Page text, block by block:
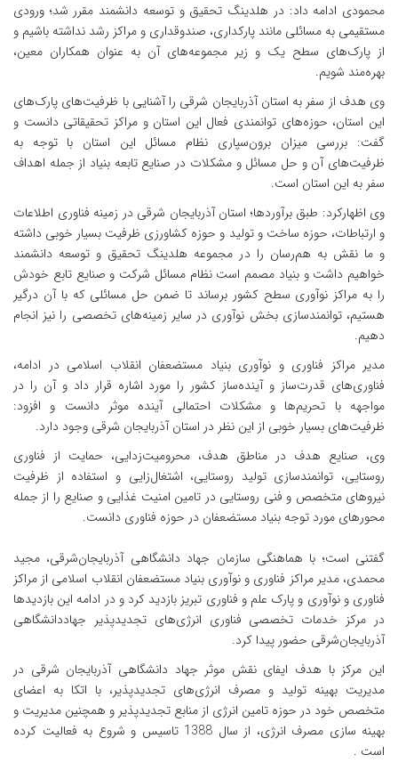
محمودی ادامه داد: در هلدینگ تحقیق و توسعه دانشمند مقرر شد؛ ورودی
مستقیمی به مسائلی مانند پارکداری، صندوقداری و مراکز رشد نداشته باشیم و
از پارک‌های سطح یک و زیر مجموعه‌های آن به عنوان همکاران معین،
بهره‌مند شویم.
وی هدف از سفر به استان آذربایجان شرقی را آشنایی با ظرفیت‌های پارک‌های
این استان، حوزه‌های توانمندی ‌فعال این استان و مراکز تحقیقاتی دانست و
گفت: بررسی میزان برون‌سپاری نظام مسائل این استان با توجه به
ظرفیت‌های آن و حل مسائل و مشکلات در صنایع تابعه بنیاد از جمله اهداف
سفر به این استان است.
وی اظهارکرد: طبق برآوردها؛ استان آذربایجان شرقی در زمینه فناوری اطلاعات
و ارتباطات، حوزه ساخت و تولید و حوزه کشاورزی ظرفیت بسیار خوبی داشته
و ما نقش به هم‌رسان را در مجموعه هلدینگ تحقیق و توسعه دانشمند
خواهیم داشت و بنیاد مصمم است نظام مسائل شرکت و صنایع تابع خودش
را به مراکز نوآوری سطح کشور برساند تا ضمن حل مسائلی که با آن درگیر
هستیم، توانمندسازی بخش نوآوری در سایر زمینه‌های تخصصی را نیز انجام
دهیم.
مدیر مراکز فناوری و نوآوری بنیاد مستضعفان انقلاب اسلامی در ادامه،
فناوری‌های قدرت‌ساز و آینده‌ساز کشور را مورد اشاره قرار داد و آن را در
مواجهه با تحریم‌ها و مشکلات احتمالی آینده موثر دانست و افزود:
ظرفیت‌های بسیار خوبی از این نظر در استان آذربایجان شرقی وجود دارد.
وی، صنایع هدف در مناطق هدف، محرومیت‌زدایی، حمایت از فناوری
روستایی، توانمندسازی تولید روستایی، اشتغال‌زایی و استفاده از ظرفیت
نیروهای متخصص و فنی روستایی در تامین امنیت غذایی و صنایع را از جمله
محورهای مورد توجه بنیاد مستضعفان در حوزه فناوری دانست.
گفتنی است؛ با هماهنگی سازمان جهاد دانشگاهی آذربایجان‌شرقی، مجید
محمدی، مدیر مراکز فناوری و نوآوری بنیاد مستضعفان انقلاب اسلامی از مراکز
فناوری و نوآوری و پارک‌ علم و فناوری تبریز بازدید کرد و در ادامه این بازدیدها
در مرکز خدمات تخصصی فناوری انرژی‌های تجدیدپذیر جهاددانشگاهی
آذربایجان‌شرقی حضور پیدا کرد.
این مرکز با هدف ایفای نقش موثر جهاد دانشگاهی آذربایجان شرقی در
مدیریت بهینه تولید و مصرف انرژی‌های تجدیدپذیر، با اتکا به اعضای
متخصص خود در حوزه تامین انرژی از منابع تجدیدپذیر و همچنین مدیریت و
بهینه سازی مصرف انرژی، از سال 1388 تاسیس و شروع به فعالیت کرده
است .